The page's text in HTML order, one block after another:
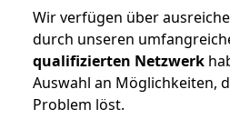
Wir verfügen über
durch unseren
qualifizierten Netzwerk
Auswahl an Möglichkeiten,
Problem löst.